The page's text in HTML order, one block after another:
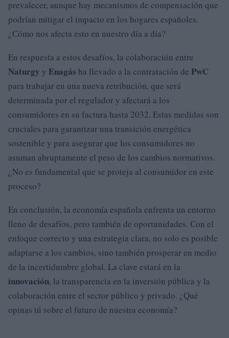
prevalecer, aunque hay mecanismos de compensación que
podrían mitigar el impacto en los hogares españoles.
¿Cómo nos afecta esto en nuestro día a día?
En respuesta a estos desafíos, la colaboración entre
Naturgy y Enagás ha llevado a la contratación de PwC
para trabajar en una nueva retribución, que será
determinada por el regulador y afectará a los
consumidores en su factura hasta 2032. Estas medidas son
cruciales para garantizar una transición energética
sostenible y para asegurar que los consumidores no
asuman abruptamente el peso de los cambios normativos.
¿No es fundamental que se proteja al consumidor en este
proceso?
En conclusión, la economía española enfrenta un entorno
lleno de desafíos, pero también de oportunidades. Con el
enfoque correcto y una estrategia clara, no solo es posible
adaptarse a los cambios, sino también prosperar en medio
de la incertidumbre global. La clave estará en la
innovación, la transparencia en la inversión pública y la
colaboración entre el sector público y privado. ¿Qué
opinas tú sobre el futuro de nuestra economía?